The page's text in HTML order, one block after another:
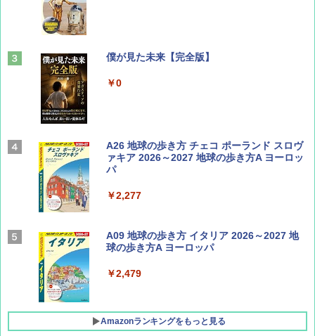
山と溪谷 2026年8月号「南アルプス大全」
￥1,540
Coyote No.89 特集 星野道夫 夢見る旅
￥1,540
AIRLINE（エアライン）2026年9月号【特
集】ボーイング110周年を祝して！
￥1,760
僕が見た未来【完全版】
￥0
A26 地球の歩き方 チェコ ポーランド スロヴ
ァキア 2026～2027 地球の歩き方A ヨーロッ
パ
￥2,277
A09 地球の歩き方 イタリア 2026～2027 地
球の歩き方A ヨーロッパ
￥2,479
Amazonランキングをもっと見る